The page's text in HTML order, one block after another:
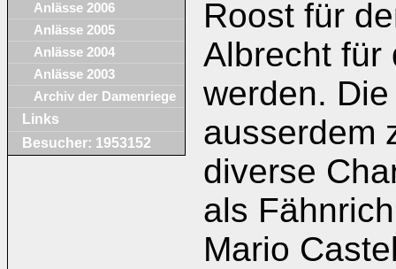
Anlässe 2006
Anlässe 2005
Anlässe 2004
Anlässe 2003
Archiv der Damenriege
Links
Besucher: 1953152
Roost für
Albrecht für
werden.
ausserdem
diverse
als
Mario